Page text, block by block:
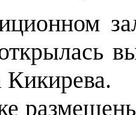
Кикирева.